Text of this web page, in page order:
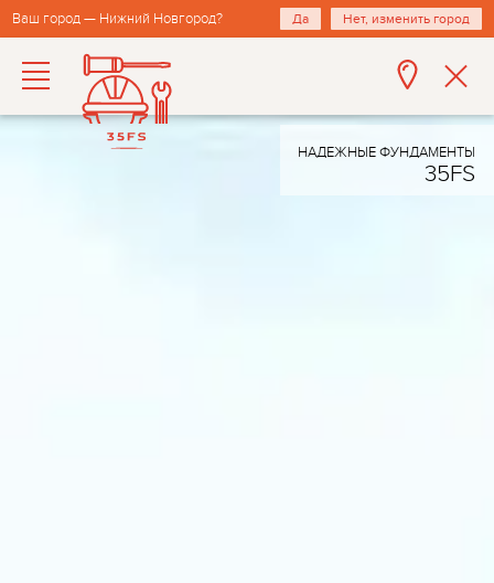
Ваш город — Нижний Новгород? Да Нет, изменить город
НАДЕЖНЫЕ ФУНДАМЕНТЫ
35FS